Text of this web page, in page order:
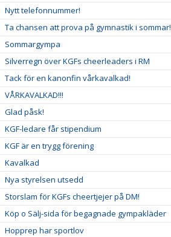
Nytt telefonnummer!
Ta chansen att prova på gymnastik i sommar!
Sommargympa
Silverregn över KGFs cheerleaders i RM
Tack för en kanonfin vårkavalkad!
VÅRKAVALKAD!!!
Glad påsk!
KGF-ledare får stipendium
KGF är en trygg förening
Kavalkad
Nya styrelsen utsedd
Storslam för KGFs cheertjejer på DM!
Köp o Sälj-sida för begagnade gympakläder
Hopprep har sportlov